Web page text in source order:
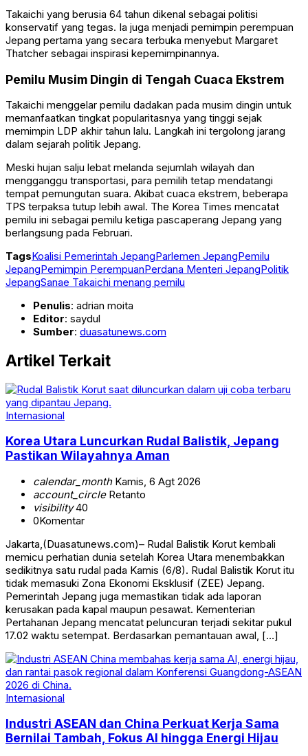
Takaichi yang berusia 64 tahun dikenal sebagai politisi
konservatif yang tegas. Ia juga menjadi pemimpin perempuan
Jepang pertama yang secara terbuka menyebut Margaret
Thatcher sebagai inspirasi kepemimpinannya.
Pemilu Musim Dingin di Tengah Cuaca Ekstrem
Takaichi menggelar pemilu dadakan pada musim dingin untuk
memanfaatkan tingkat popularitasnya yang tinggi sejak
memimpin LDP akhir tahun lalu. Langkah ini tergolong jarang
dalam sejarah politik Jepang.
Meski hujan salju lebat melanda sejumlah wilayah dan
mengganggu transportasi, para pemilih tetap mendatangi
tempat pemungutan suara. Akibat cuaca ekstrem, beberapa
TPS terpaksa tutup lebih awal. The Korea Times mencatat
pemilu ini sebagai pemilu ketiga pascaperang Jepang yang
berlangsung pada Februari.
TagsKoalisi Pemerintah JepangParlemen JepangPemilu
JepangPemimpin PerempuanPerdana Menteri JepangPolitik
JepangSanae Takaichi menang pemilu
Penulis: adrian moita
Editor: saydul
Sumber: duasatunews.com
Artikel Terkait
Internasional
Korea Utara Luncurkan Rudal Balistik, Jepang
Pastikan Wilayahnya Aman
calendar_monthKamis, 6 Agt 2026
account_circleRetanto
visibility40
0Komentar
Jakarta,(Duasatunews.com)– Rudal Balistik Korut kembali
memicu perhatian dunia setelah Korea Utara menembakkan
sedikitnya satu rudal pada Kamis (6/8). Rudal Balistik Korut itu
tidak memasuki Zona Ekonomi Eksklusif (ZEE) Jepang.
Pemerintah Jepang juga memastikan tidak ada laporan
kerusakan pada kapal maupun pesawat. Kementerian
Pertahanan Jepang mencatat peluncuran terjadi sekitar pukul
17.02 waktu setempat. Berdasarkan pemantauan awal, […]
Internasional
Industri ASEAN dan China Perkuat Kerja Sama
Bernilai Tambah, Fokus AI hingga Energi Hijau